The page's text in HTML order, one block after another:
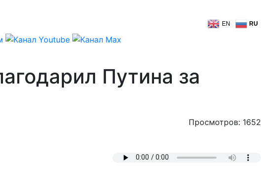
EN RU
Путина за
Просмотров: 1652